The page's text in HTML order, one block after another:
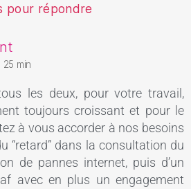
pour répondre
25 min
les deux, pour votre travail,
toujours croissant et pour le
à vous accorder à nos besoins
“retard” dans la consultation du
de pannes internet, puis d’un
avec en plus un engagement